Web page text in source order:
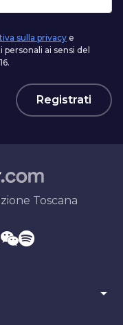
sulla privacy e
ai sensi del
Registrati
Toscana
arrow_drop_down